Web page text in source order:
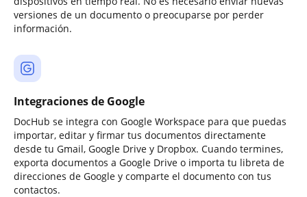
versiones de un documento o preocuparse por perder
información.
Integraciones de Google
DocHub se integra con Google Workspace para que puedas
importar, editar y firmar tus documentos directamente
desde tu Gmail, Google Drive y Dropbox. Cuando termines,
exporta documentos a Google Drive o importa tu libreta de
direcciones de Google y comparte el documento con tus
contactos.